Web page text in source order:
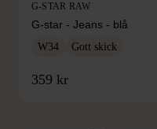
G-STAR RAW
G-star - Jeans - blå
W34 Gott skick
359 kr
FRÅN